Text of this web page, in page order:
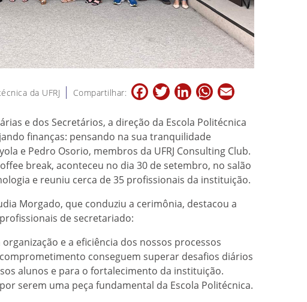
da UFRJ Compartilhar: FacebookTwitterLinkedInWhatsApp
e dos Secretários, a direção da Escola Politécnica
finanças: pensando na sua tranquilidade
e Pedro Osorio, membros da UFRJ Consulting Club.
break, aconteceu no dia 30 de setembro, no salão
e reuniu cerca de 35 profissionais da instituição.
Morgado, que conduziu a cerimônia, destacou a
de secretariado:
e a eficiência dos nossos processos
conseguem superar desafios diários
alunos e para o fortalecimento da instituição.
serem uma peça fundamental da Escola Politécnica.